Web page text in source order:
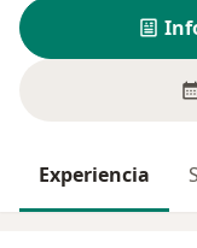
Experiencia